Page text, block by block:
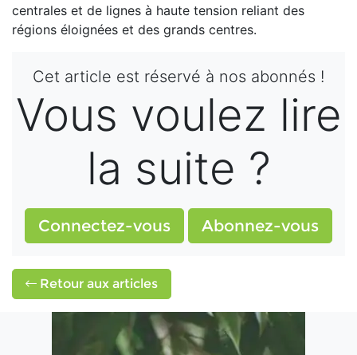
centrales et de lignes à haute tension reliant des
régions éloignées et des grands centres.
Cet article est réservé à nos abonnés !
Vous voulez lire
la suite ?
Connectez-vous Abonnez-vous
Retour aux articles